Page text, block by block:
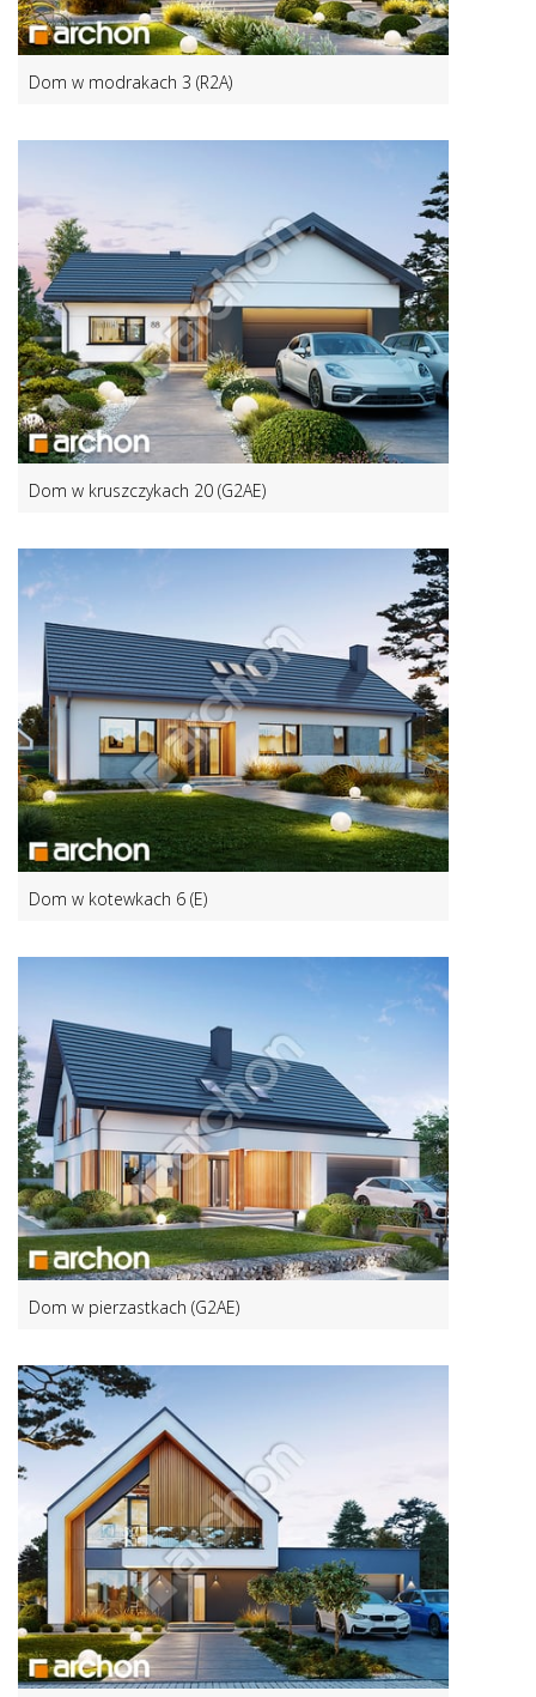
Dom w modrakach 3 (R2A)
Dom w kruszczykach 20 (G2AE)
Dom w kotewkach 6 (E)
Dom w pierzastkach (G2AE)